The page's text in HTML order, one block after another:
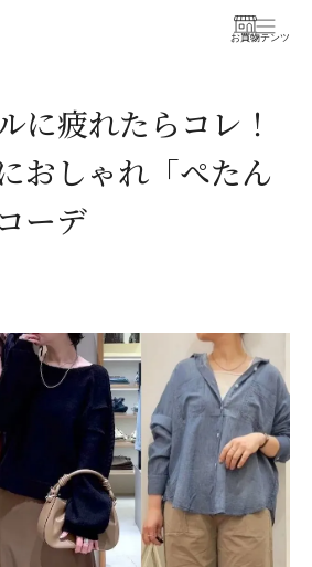
お買物
コンテンツ
に疲れたらコレ！
おしゃれ「ぺたん
ーデ